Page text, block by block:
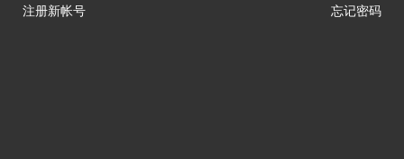
忘记密码
注册新帐号